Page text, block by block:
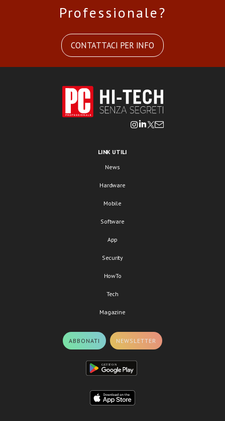
Professionale?
CONTATTACI PER INFO
LINK UTILI
News
Hardware
Mobile
Software
App
Security
HowTo
Tech
Magazine
ABBONATI NEWSLETTER